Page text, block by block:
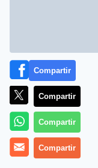
Compartir
Compartir
Compartir
Compartir